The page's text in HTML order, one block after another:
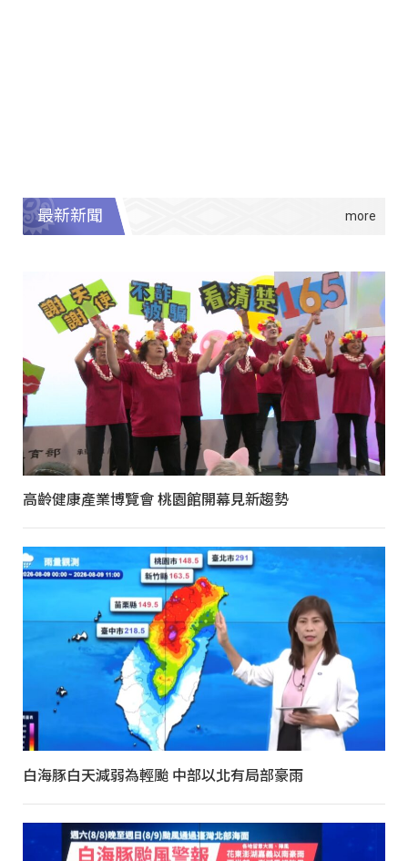
最新新聞
高齡健康產業博覽會 桃園館開幕見新趨勢
白海豚白天減弱為輕颱 中部以北有局部豪雨